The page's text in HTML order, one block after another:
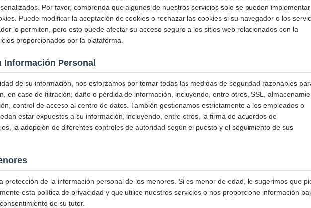
Por favor, comprenda que algunos de nuestros servicios solo se pueden implementar
Puede modificar la aceptación de cookies o rechazar las cookies si su navegador o los
lo permiten, pero esto puede afectar su acceso seguro a los sitios web relacionados con la
proporcionados por la plataforma.
Información Personal
de su información, nos esforzamos por tomar todas las medidas de seguridad razonables
en caso de filtración, daño o pérdida de información, incluyendo, entre otros, SSL,
control de acceso al centro de datos. También gestionamos estrictamente a los empleados o
estar expuestos a su información, incluyendo, entre otros, la firma de acuerdos de
la adopción de diferentes controles de autoridad según el puesto y el seguimiento de sus
protección de la información personal de los menores. Si es menor de edad, le sugerimos que
esta política de privacidad y que utilice nuestros servicios o nos proporcione información
de su tutor.